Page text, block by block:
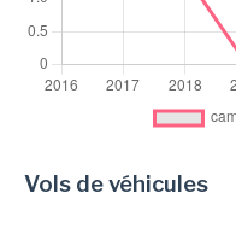
Vols de véhicules